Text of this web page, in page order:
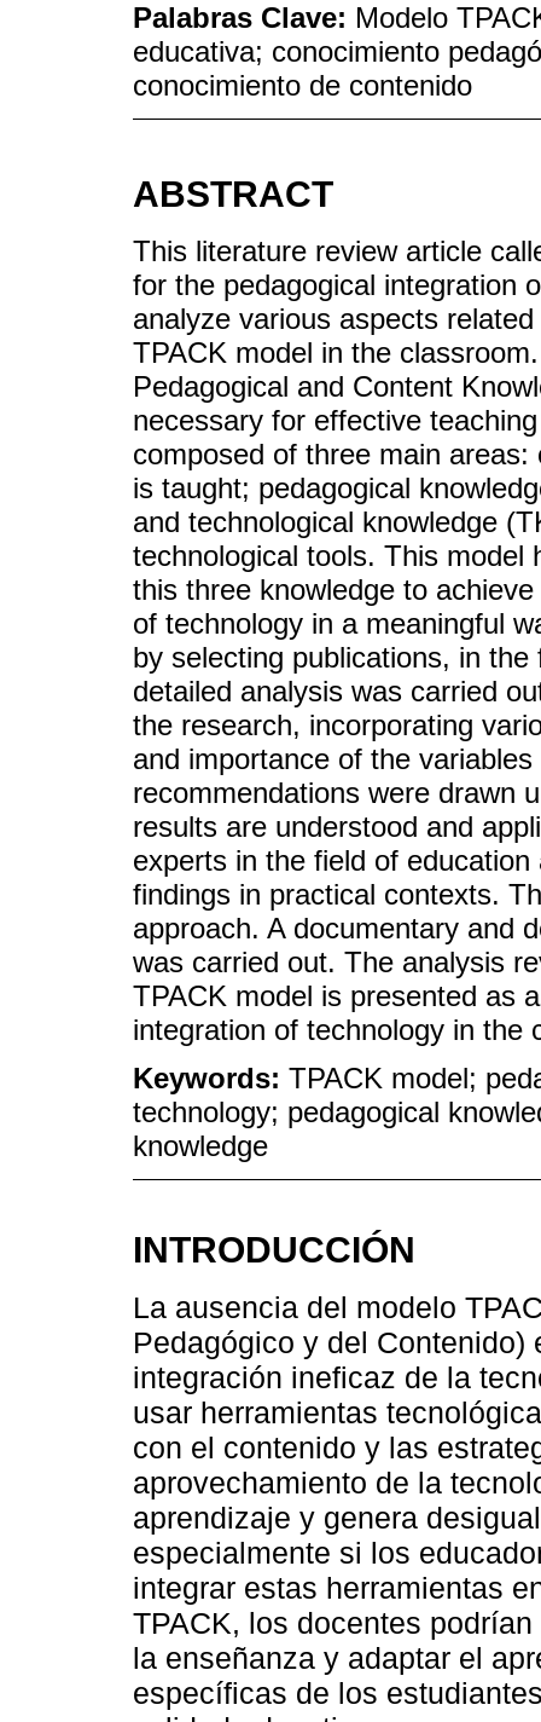
Palabras Clave: Modelo
educativa; conocimiento
conocimiento de contenido
ABSTRACT
This literature review article
for the pedagogical integration
analyze various aspects
TPACK model in the
Pedagogical and Content
necessary for effective
composed of three main
is taught; pedagogical
and technological knowledge
technological tools. This model
this three knowledge to
of technology in a meaningful
by selecting publications, in
detailed analysis was carried
the research, incorporating
and importance of the
recommendations were drawn
results are understood and
experts in the field of
findings in practical contexts.
approach. A documentary and
was carried out. The analysis
TPACK model is presented as
integration of technology in the
Keywords: TPACK model;
technology; pedagogical
knowledge
INTRODUCCIÓN
La ausencia del modelo
Pedagógico y del
integración ineficaz de la
usar herramientas
con el contenido y las
aprovechamiento de la
aprendizaje y genera
especialmente si los
integrar estas herramientas
TPACK, los docentes
la enseñanza y adaptar el
específicas de los